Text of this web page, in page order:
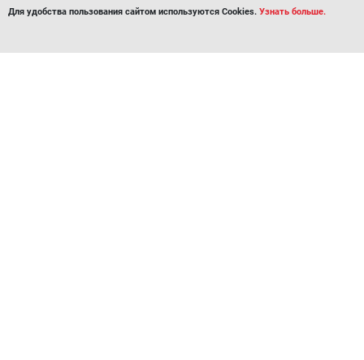
Для удобства пользования сайтом используются Cookies. Узнать больше.